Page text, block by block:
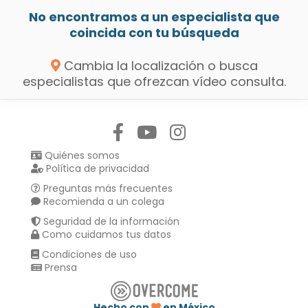
No encontramos a un especialista que
coincida con tu búsqueda
Cambia la localización o busca
especialistas que ofrezcan vídeo consulta.
Quiénes somos
Política de privacidad
Preguntas más frecuentes
Recomienda a un colega
Seguridad de la información
Como cuidamos tus datos
Condiciones de uso
Prensa